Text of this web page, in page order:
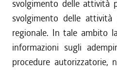
svolgimento delle attività
svolgimento delle
regionale. In tale ambito
informazioni sugli
procedure